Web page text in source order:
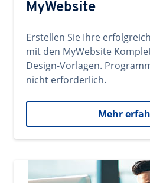
MyWebsite
Erstellen Sie Ihre
mit den MyWebsite
Design-Vorlagen.
nicht erforderlich.
Mehr